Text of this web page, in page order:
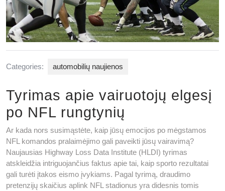
Categories: automobilių naujienos
Tyrimas apie vairuotojų elgesį
po NFL rungtynių
Ar kada nors susimąstėte, kaip jūsų emocijos po mėgstamos
NFL komandos pralaimėjimo gali paveikti jūsų vairavimą?
Naujausias Highway Loss Data Institute (HLDI) tyrimas
atskleidžia intriguojančius faktus apie tai, kaip sporto rezultatai
gali turėti įtakos eismo įvykiams. Pagal tyrimą, draudimo
pretenzijų skaičius aplink NFL stadionus yra didesnis tomis